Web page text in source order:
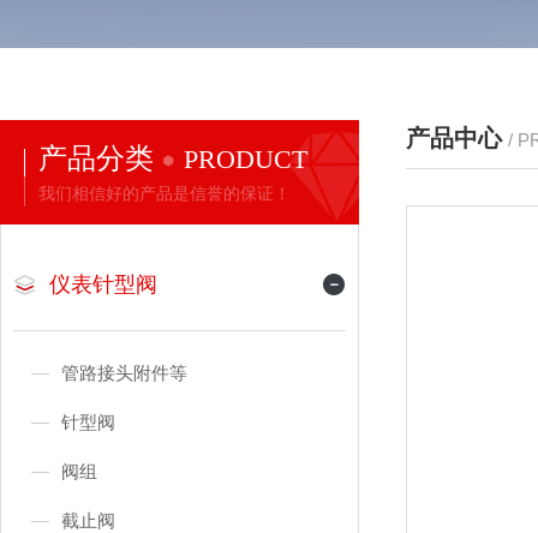
产品分类 PRODUCT
我们相信好的产品是信誉的保证！
仪表针型阀
管路接头附件等
针型阀
阀组
截止阀
产品中心 /